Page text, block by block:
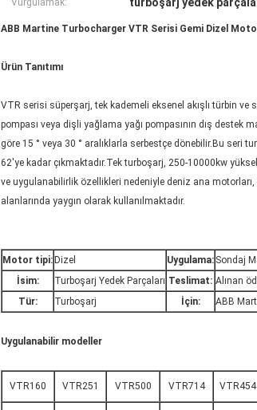
Vurgulamak: turboşarj yedek
ABB Martine Turbocharger VTR Serisi Gemi Dizel
Ürün Tanıtımı
VTR serisi süperşarj, tek kademeli eksenel akışlı türbin
pompası veya dişli yağlama yağı pompasının dış destek
göre 15 ° veya 30 ° aralıklarla serbestçe dönebilir.Bu seri
62'ye kadar çıkmaktadır.Tek turboşarj, 250-10000kw
ve uygulanabilirlik özellikleri nedeniyle deniz ana
alanlarında yaygın olarak kullanılmaktadır.
Motor tipi: Dizel Uygulama: Sondaj
İsim:
Turboşarj Yedek Parçaları Teslimat: Alınan
Tür:
Turboşarj İçin: ABB
Uygulanabilir modeller
VTR160 VTR251 VTR500 VTR714 VTR454